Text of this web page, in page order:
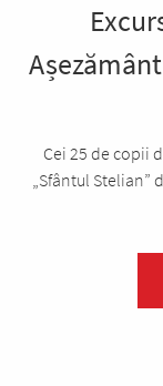
Cei 25 de copii
„Sfântul